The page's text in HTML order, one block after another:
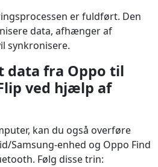
er fuldført. Den
data, afhænger af
synkronisere.
data fra Oppo til
ved hjælp af
kan du også overføre
Samsung-enhed og Oppo Find
Følg disse trin: